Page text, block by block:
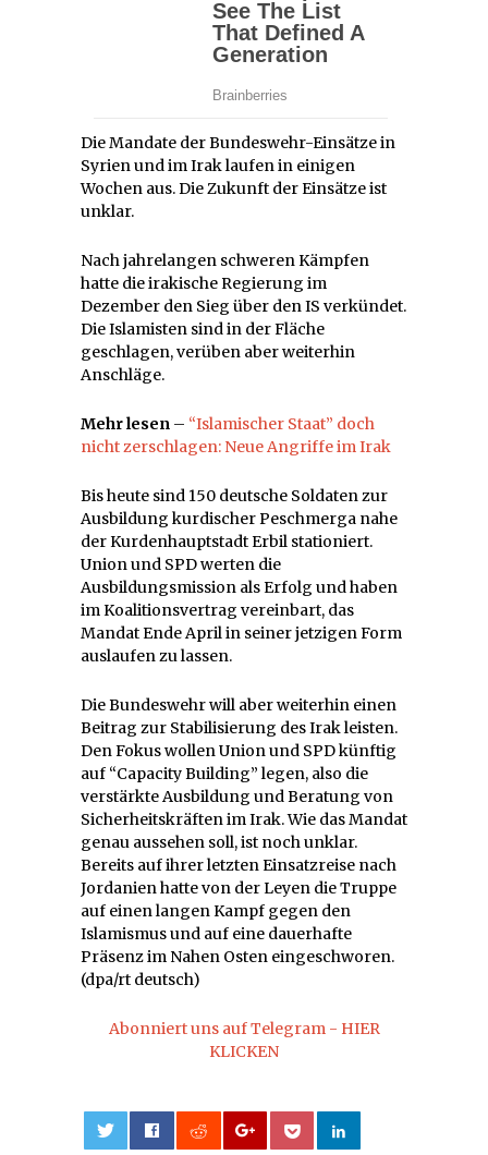
Die Mandate der Bundeswehr-Einsätze in
Syrien und im Irak laufen in einigen
Wochen aus. Die Zukunft der Einsätze ist
unklar.
Nach jahrelangen schweren Kämpfen
hatte die irakische Regierung im
Dezember den Sieg über den IS verkündet.
Die Islamisten sind in der Fläche
geschlagen, verüben aber weiterhin
Anschläge.
Mehr lesen – “Islamischer Staat” doch
nicht zerschlagen: Neue Angriffe im Irak
Bis heute sind 150 deutsche Soldaten zur
Ausbildung kurdischer Peschmerga nahe
der Kurdenhauptstadt Erbil stationiert.
Union und SPD werten die
Ausbildungsmission als Erfolg und haben
im Koalitionsvertrag vereinbart, das
Mandat Ende April in seiner jetzigen Form
auslaufen zu lassen.
Die Bundeswehr will aber weiterhin einen
Beitrag zur Stabilisierung des Irak leisten.
Den Fokus wollen Union und SPD künftig
auf “Capacity Building” legen, also die
verstärkte Ausbildung und Beratung von
Sicherheitskräften im Irak. Wie das Mandat
genau aussehen soll, ist noch unklar.
Bereits auf ihrer letzten Einsatzreise nach
Jordanien hatte von der Leyen die Truppe
auf einen langen Kampf gegen den
Islamismus und auf eine dauerhafte
Präsenz im Nahen Osten eingeschworen.
(dpa/rt deutsch)
Abonniert uns auf Telegram - HIER
KLICKEN